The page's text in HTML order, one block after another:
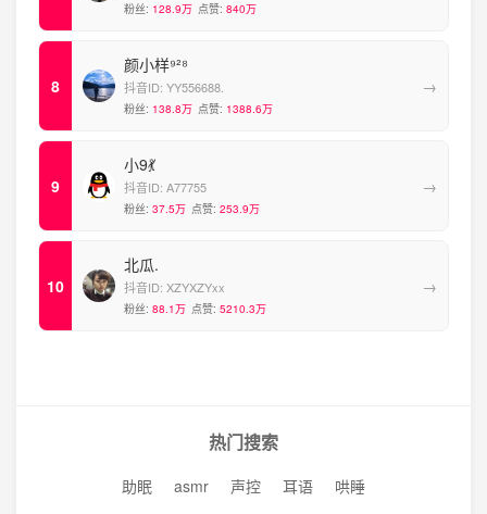
粉丝: 128.9万 点赞: 840万
颜小样⁹²⁸
抖音ID: YY556688.
粉丝: 138.8万 点赞: 1388.6万
→
小9💃
抖音ID: A77755
粉丝: 37.5万 点赞: 253.9万
→
北瓜.
抖音ID: XZYXZYxx
粉丝: 88.1万 点赞: 5210.3万
→
热门搜索
助眠 asmr 声控 耳语 哄睡